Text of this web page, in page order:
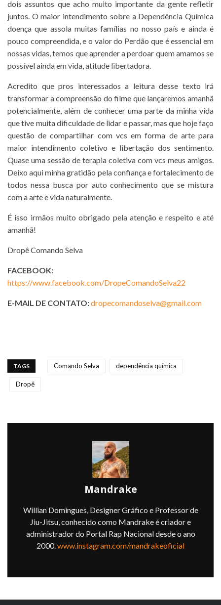
dois assuntos que acho muito importante da gente refletir
juntos. O maior intendimento sobre a Dependência Química
doença que assola muitas famílias no nosso país e ainda é
pouco compreendida, e o valor do Perdão que é essencial em
nossas vidas, temos que aprender a perdoar quem amamos se
possível ainda em vida, atitude libertadora.
Acredito que pros interessados a leitura desse texto irá
transformar a compreensão do filme que lançaremos amanhã
potencialmente, além de conhecer uma parte da minha vida
que tive muita dificuldade de lidar e passar, mas que hoje faço
questão de compartilhar com vcs em forma de arte para
maior intendimento coletivo e libertação dos sentimento.
Quase uma sessão de terapia coletiva com vcs meus amigos.
Deixo aqui minha gratidão pela confiança e fortalecimento de
todos nessa busca por auto conhecimento que se mistura
com a arte e vida naturalmente.
É isso irmãos muito obrigado pela atenção e respeito e até
amanhã!
Dropê Comando Selva
FACEBOOK:
https://www.facebook.com/DropeComandoSelva22
E-MAIL DE CONTATO:dropecomandoselva@gmail.com
TAGS Comando Selva dependência química
Dropê
Mandrake
Willian Domingues, Designer Gráfico e Professor de
Jiu-Jitsu, conhecido como Mandrake é criador e
administrador do Portal Rap Nacional desde o ano
2000.www.instagram.com/mandrakeoficial